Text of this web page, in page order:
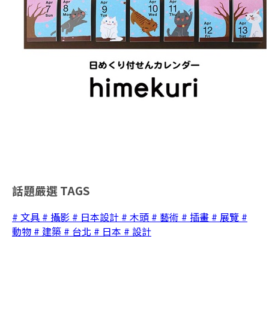
話題嚴選 TAGS
# 文具 # 攝影 # 日本設計 # 木頭 # 藝術 # 插畫 # 展覽 #
動物 # 建築 # 台北 # 日本 # 設計